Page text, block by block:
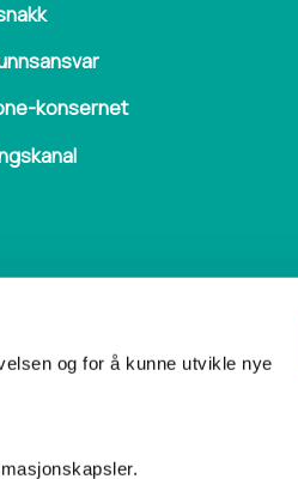
og for å kunne utvikle nye
konsernet